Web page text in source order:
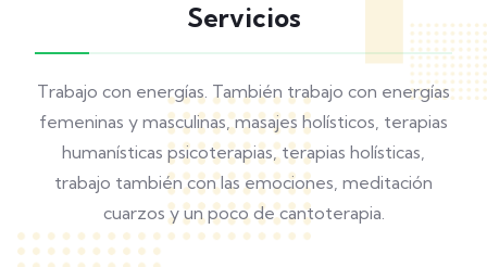
Servicios
Trabajo con energías. También trabajo con energías
femeninas y masculinas, masajes holísticos, terapias
humanísticas psicoterapias, terapias holísticas,
trabajo también con las emociones, meditación
cuarzos y un poco de cantoterapia.